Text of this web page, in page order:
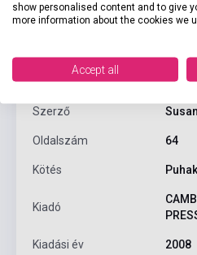
ISBN
Szerző
Oldalszám 64
Kötés
Kiadó
Kiadási év 2008
show personalised content and to give
more information about the cookies we
Accept all